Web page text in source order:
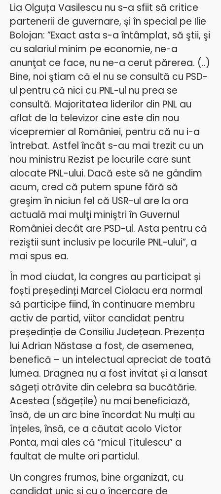
Lia Olguța Vasilescu nu s-a sfiit să critice
partenerii de guvernare, și în special pe Ilie
Bolojan: ”Exact asta s-a întâmplat, să ştii, şi
cu salariul minim pe economie, ne-a
anunţat ce face, nu ne-a cerut părerea. (..)
Bine, noi ştiam că el nu se consultă cu PSD-
ul pentru că nici cu PNL-ul nu prea se
consultă. Majoritatea liderilor din PNL au
aflat de la televizor cine este din nou
vicepremier al României, pentru că nu i-a
întrebat. Astfel încât s-au mai trezit cu un
nou ministru Rezist pe locurile care sunt
alocate PNL-ului. Dacă este să ne gândim
acum, cred că putem spune fără să
greşim în niciun fel că USR-ul are la ora
actuală mai mulţi miniştri în Guvernul
României decât are PSD-ul. Asta pentru că
reziştii sunt inclusiv pe locurile PNL-ului”, a
mai spus ea.
În mod ciudat, la congres au participat și
foști președinți Marcel Ciolacu era normal
să participe fiind, în continuare membru
activ de partid, viitor candidat pentru
președinție de Consiliu Județean. Prezența
lui Adrian Năstase a fost, de asemenea,
benefică – un intelectual apreciat de toată
lumea. Dragnea nu a fost invitat și a lansat
săgeți otrăvite din celebra sa bucătărie.
Acestea (săgețile) nu mai beneficiază,
însă, de un arc bine încordat Nu mulți au
înțeles, însă, ce a căutat acolo Victor
Ponta, mai ales că ”micul Titulescu” a
faultat de multe ori partidul.
Un congres frumos, bine organizat, cu
candidat unic și cu o încercare de